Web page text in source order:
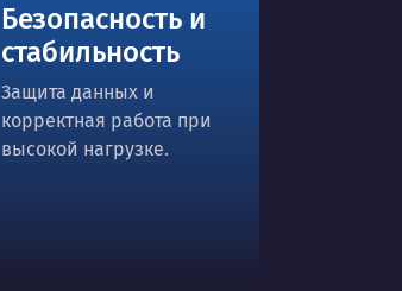
Безопасность и
стабильность
Защита данных и
корректная работа при
высокой нагрузке.